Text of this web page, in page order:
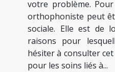
votre problème.
orthophoniste peut
sociale. Elle est de
raisons pour
hésiter à consulter
pour les soins liés à...